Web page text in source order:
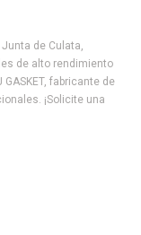
de Culata,
de alto rendimiento
fabricante de
¡Solicite una